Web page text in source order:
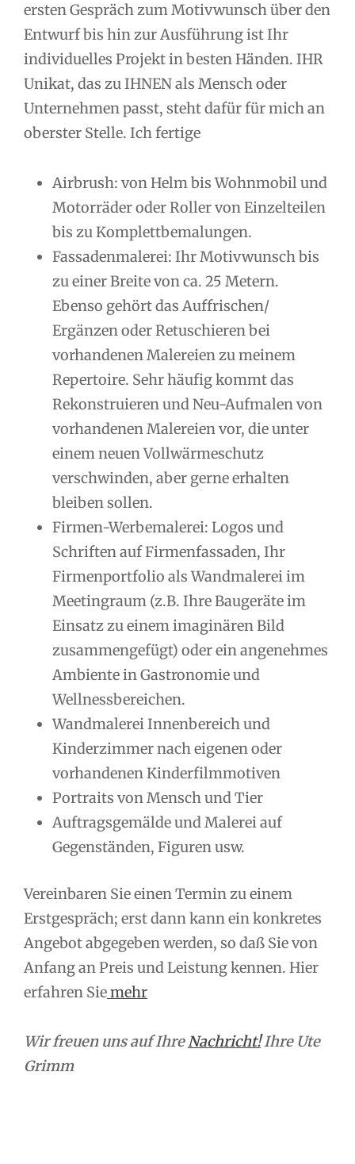
ersten Gespräch zum Motivwunsch über den
Entwurf bis hin zur Ausführung ist Ihr
individuelles Projekt in besten Händen. IHR
Unikat, das zu IHNEN als Mensch oder
Unternehmen passt, steht dafür für mich an
oberster Stelle. Ich fertige
Airbrush: von Helm bis Wohnmobil und
Motorräder oder Roller von Einzelteilen
bis zu Komplettbemalungen.
Fassadenmalerei: Ihr Motivwunsch bis
zu einer Breite von ca. 25 Metern.
Ebenso gehört das Auffrischen/
Ergänzen oder Retuschieren bei
vorhandenen Malereien zu meinem
Repertoire. Sehr häufig kommt das
Rekonstruieren und Neu-Aufmalen von
vorhandenen Malereien vor, die unter
einem neuen Vollwärmeschutz
verschwinden, aber gerne erhalten
bleiben sollen.
Firmen-Werbemalerei: Logos und
Schriften auf Firmenfassaden, Ihr
Firmenportfolio als Wandmalerei im
Meetingraum (z.B. Ihre Baugeräte im
Einsatz zu einem imaginären Bild
zusammengefügt) oder ein angenehmes
Ambiente in Gastronomie und
Wellnessbereichen.
Wandmalerei Innenbereich und
Kinderzimmer nach eigenen oder
vorhandenen Kinderfilmmotiven
Portraits von Mensch und Tier
Auftragsgemälde und Malerei auf
Gegenständen, Figuren usw.
Vereinbaren Sie einen Termin zu einem
Erstgespräch; erst dann kann ein konkretes
Angebot abgegeben werden, so daß Sie von
Anfang an Preis und Leistung kennen. Hier
erfahren Siemehr
Wir freuen uns auf IhreNachricht!Ihre Ute
Grimm